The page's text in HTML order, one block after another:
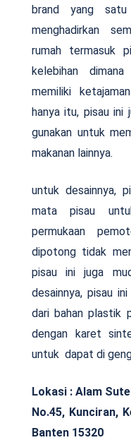
brand yang
menghadirkan
rumah termasuk
kelebihan
memiliki
hanya itu, pisau
gunakan untuk
makanan lainnya.
untuk desainnya,
mata pisau
permukaan
dipotong tidak
pisau ini juga
desainnya, pisau
dari bahan plastik
dengan karet
untuk dapat di
Lokasi : Alam
No.45, Kunciran,
Banten 15320